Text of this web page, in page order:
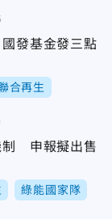
發基金發三點
合再生
制 申報擬出售
綠能國家隊